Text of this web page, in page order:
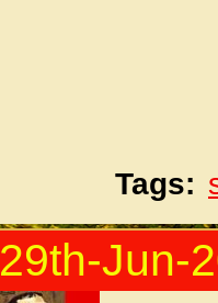
Tags:
29th-Jun-